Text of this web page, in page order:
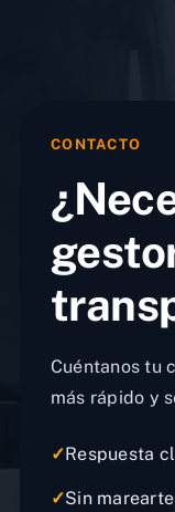
CONTACTO
Cuéntanos tu
más rápido y
✓Respuesta
✓Sin